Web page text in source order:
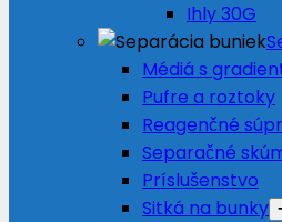
Ihly 30G
Médiá s
Pufre a roztoky
Reagenčné
Separačné
Príslušenstvo
Sitká na bunky